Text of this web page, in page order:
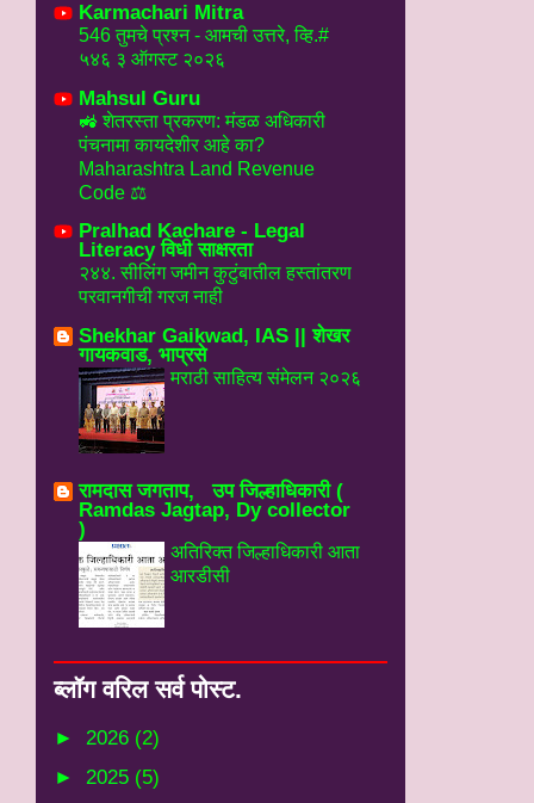
Karmachari Mitra
546 तुमचे प्रश्न - आमची उत्तरे, व्हि.#
५४६ ३ ऑगस्ट २०२६
Mahsul Guru
🚜 शेतरस्ता प्रकरण: मंडळ अधिकारी
पंचनामा कायदेशीर आहे का?
Maharashtra Land Revenue
Code ⚖️
Pralhad Kachare - Legal
Literacy विधी साक्षरता
२४४. सीलिंग जमीन कुटुंबातील हस्तांतरण
परवानगीची गरज नाही
Shekhar Gaikwad, IAS || शेखर
गायकवाड, भाप्रसे
मराठी साहित्य संमेलन २०२६
रामदास जगताप, उप जिल्हाधिकारी (
Ramdas Jagtap, Dy collector
)
अतिरिक्त जिल्हाधिकारी आता
आरडीसी
ब्‍लॉग वरिल सर्व पोस्‍ट.
► 2026 (2)
► 2025 (5)